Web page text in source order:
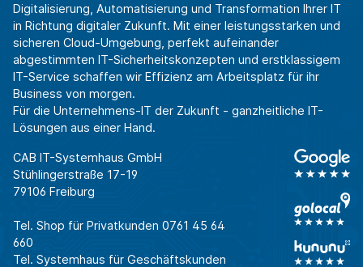
Digitalisierung, Automatisierung und Transformation Ihrer IT
in Richtung digitaler Zukunft. Mit einer leistungsstarken und
sicheren Cloud-Umgebung, perfekt aufeinander
abgestimmten IT-Sicherheitskonzepten und erstklassigem
IT-Service schaffen wir Effizienz am Arbeitsplatz für ihr
Business von morgen.
Für die Unternehmens-IT der Zukunft - ganzheitliche IT-
Lösungen aus einer Hand.
CAB IT-Systemhaus GmbH
Stühlingerstraße 17-19
79106 Freiburg
Tel. Shop für Privatkunden 0761 45 64
660
Tel. Systemhaus für Geschäftskunden